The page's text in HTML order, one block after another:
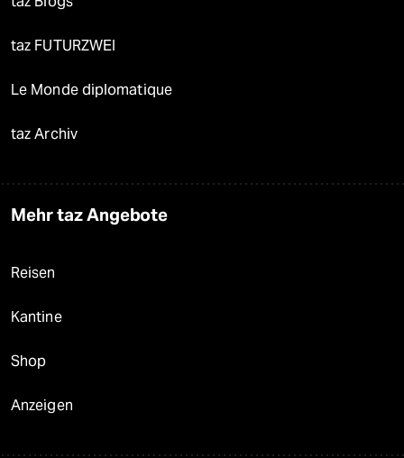
taz FUTURZWEI
Le Monde diplomatique
taz Archiv
Mehr taz Angebote
Reisen
Kantine
Shop
Anzeigen